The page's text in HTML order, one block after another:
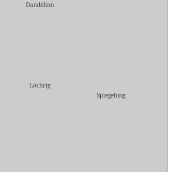
Dandelion
Löchrig
Spiegelung